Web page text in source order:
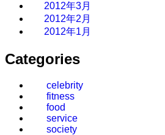
2012年3月
2012年2月
2012年1月
Categories
celebrity
fitness
food
service
society